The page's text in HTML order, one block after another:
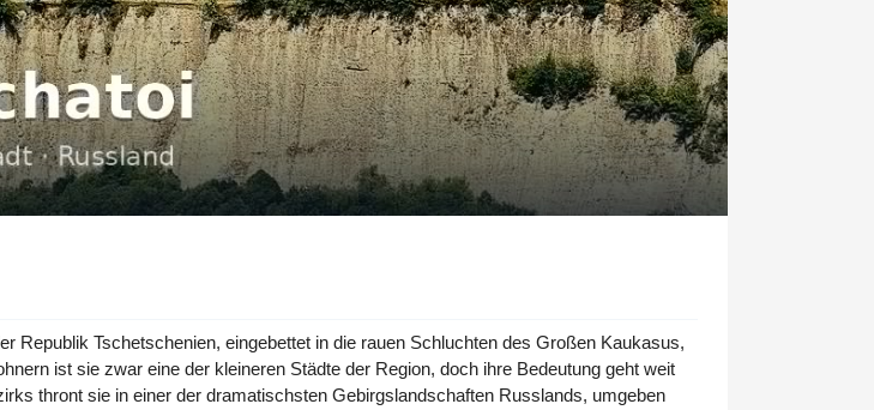
Republik Tschetschenien, eingebettet in die rauen Schluchten des Großen Kaukasus,
ist sie zwar eine der kleineren Städte der Region, doch ihre Bedeutung geht weit
thront sie in einer der dramatischsten Gebirgslandschaften Russlands, umgeben